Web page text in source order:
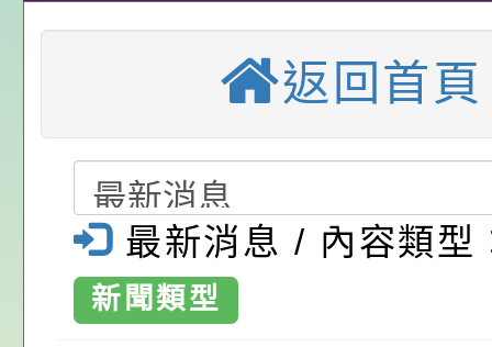
樂會」、「邁向下一
列講座及成長團體
甄選公告
校課程計畫」核定一
轉知教育部國民及學
辦理「115年度教育
前教育署辦理性別平
置課程與教學人才庫
畫」一案， 請教師
請，請查照。
公告:桃園市政府腸
施問答集
轉知:桃園市交通局
減碳存摺2.0」全民
桃園市政府家庭教
年度祖孫樂淘桃－祖
祝活動」海報電子檔
轉知有關銓敘部建置
員退休所得重審後實
「2026桃園市孔廟
運動『不寄、
借、不賣』 拒
財產你我護」-
溪區中興國民
返回首頁
最新消息 / 內容類型
新聞類型